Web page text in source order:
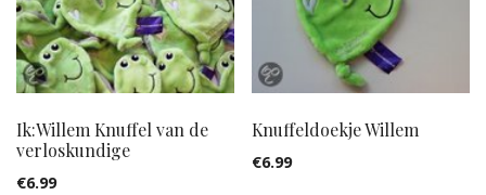
hoog
Ik:Willem Knuffel van de
verloskundige
€6.99
Knuffeldoekje Willem
€6.99